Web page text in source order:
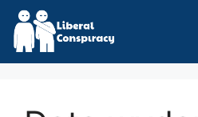
Skip
content